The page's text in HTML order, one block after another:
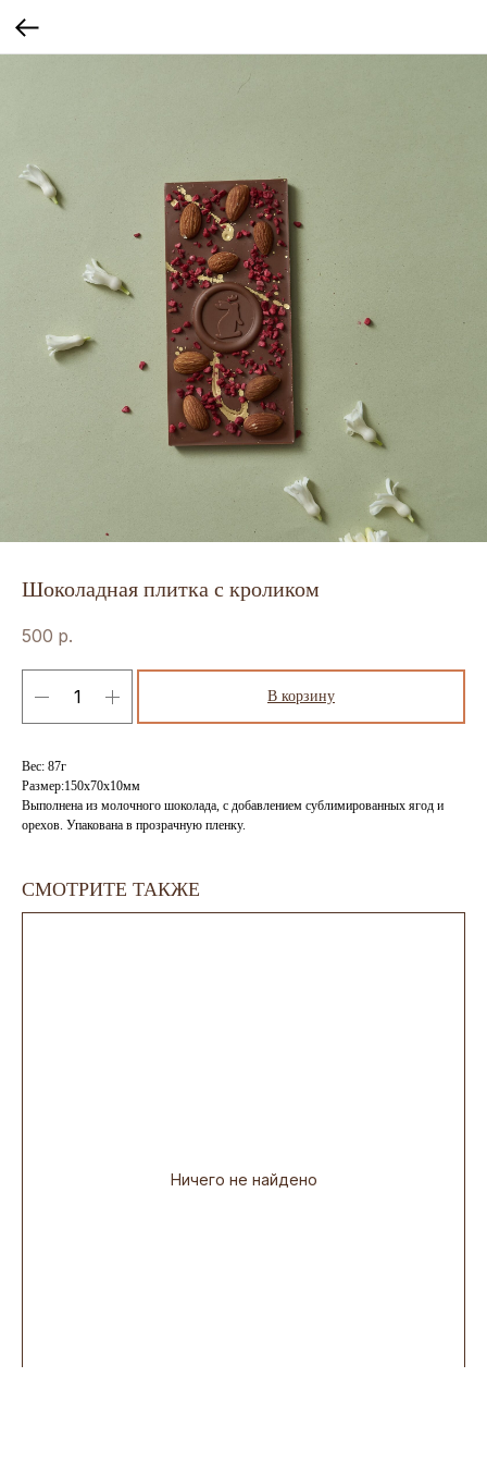
Шоколадная плитка с кроликом
500 р.
В корзину
Вес: 87г
Размер:150х70х10мм
Выполнена из молочного шоколада, с добавлением сублимированных ягод и
орехов. Упакована в прозрачную пленку.
СМОТРИТЕ ТАКЖЕ
Ничего не найдено